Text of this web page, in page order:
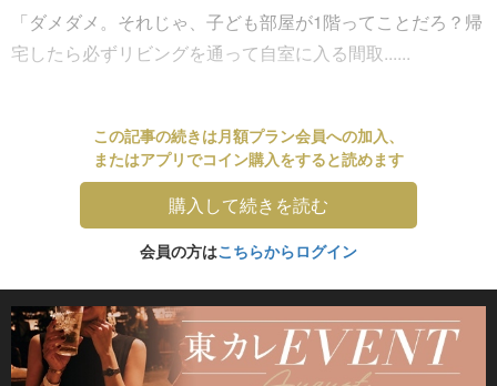
「ダメダメ。それじゃ、子ども部屋が1階ってことだろ？帰
宅したら必ずリビングを通って自室に入る間取......
この記事の続きは月額プラン会員への加入、
またはアプリでコイン購入をすると読めます
購入して続きを読む
会員の方はこちらからログイン